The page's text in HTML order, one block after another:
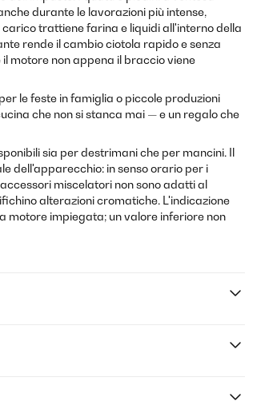
durante le lavorazioni più intense,
trattiene farina e liquidi all'interno della
rende il cambio ciotola rapido e senza
motore non appena il braccio viene
le feste in famiglia o piccole produzioni
che non si stanca mai — e un regalo che
sia per destrimani che per mancini. Il
dell'apparecchio: in senso orario per i
miscelatori non sono adatti al
alterazioni cromatiche. L'indicazione
motore impiegata; un valore inferiore non